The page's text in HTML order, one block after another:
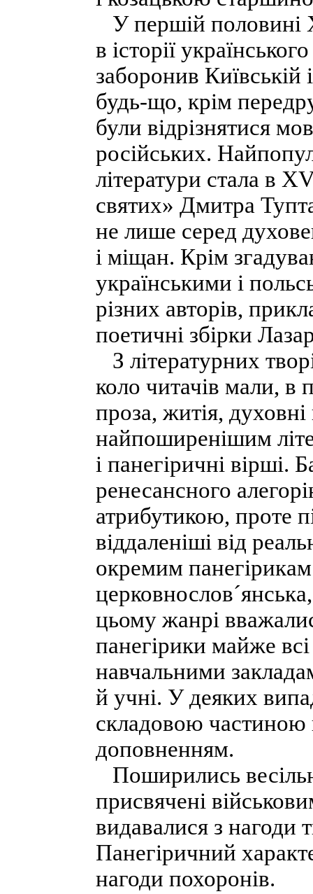
У першій половині
в історії
заборонив Київській
будь-що, крім
були відрізнятися
російських.
літератури стала в
святих» Дмитра
не лише серед
і міщан. Крім
українськими і
різних авторів,
поетичні збірки
З літературних
коло читачів мали, в
проза, житія, духовні
найпоширенішим
і панегіричні вірші.
ренесансного
атрибутикою, проте
віддаленіші від
окремим
цьому жанрі
панегірики майже
навчальними
й учні. У деяких
складовою частиною
доповненням.
Поширились
присвячені
видавалися з нагоди
Панегіричний
нагоди похоронів.